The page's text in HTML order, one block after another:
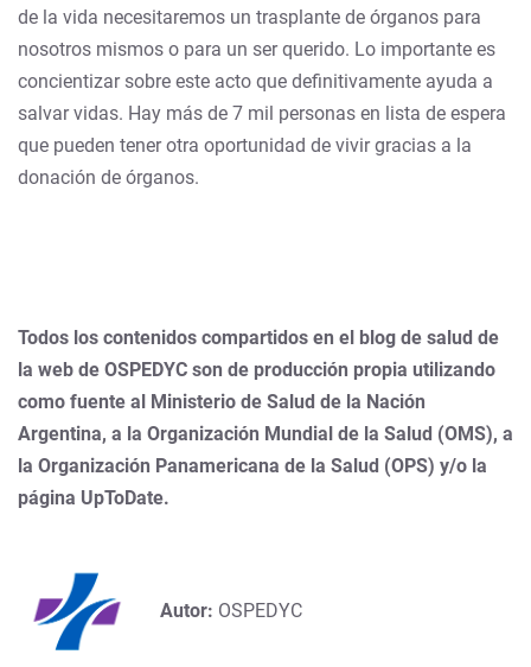
de la vida necesitaremos un trasplante de órganos para
nosotros mismos o para un ser querido. Lo importante es
concientizar sobre este acto que definitivamente ayuda a
salvar vidas. Hay más de 7 mil personas en lista de espera
que pueden tener otra oportunidad de vivir gracias a la
donación de órganos.
Todos los contenidos compartidos en el blog de salud de
la web de OSPEDYC son de producción propia utilizando
como fuente al Ministerio de Salud de la Nación
Argentina, a la Organización Mundial de la Salud (OMS), a
la Organización Panamericana de la Salud (OPS) y/o la
página UpToDate.
Autor: OSPEDYC